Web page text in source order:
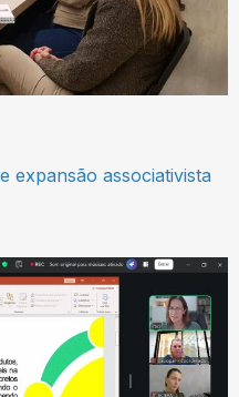
expansão associativista